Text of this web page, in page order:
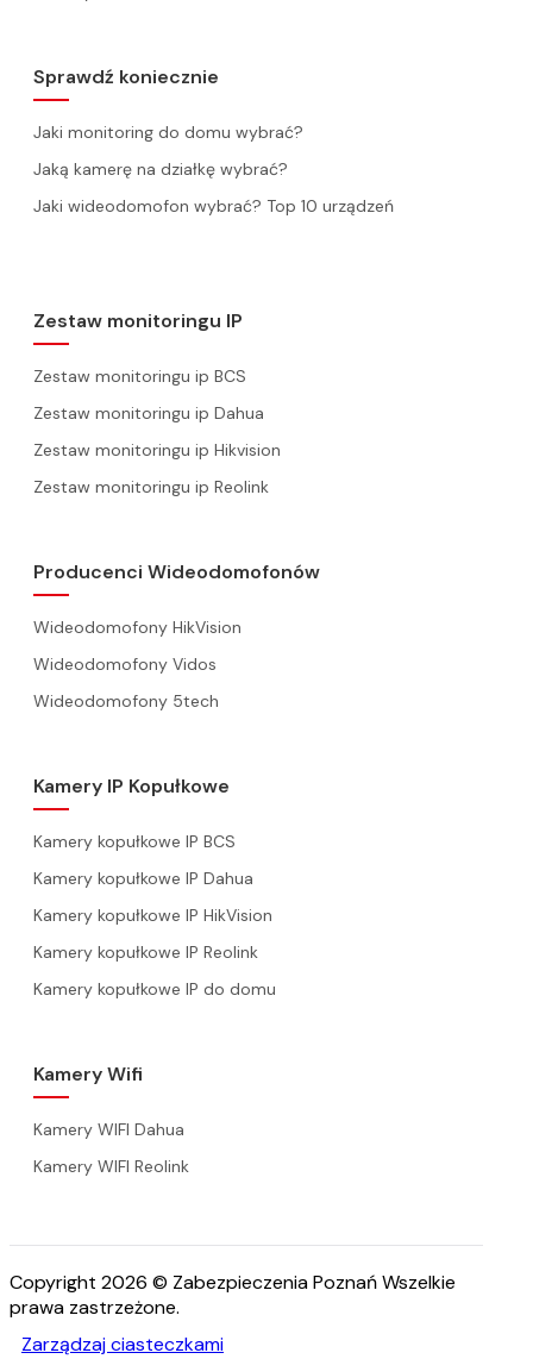
Sprawdź koniecznie
Jaki monitoring do domu wybrać?
Jaką kamerę na działkę wybrać?
Jaki wideodomofon wybrać? Top 10 urządzeń
Zestaw monitoringu IP
Zestaw monitoringu ip BCS
Zestaw monitoringu ip Dahua
Zestaw monitoringu ip Hikvision
Zestaw monitoringu ip Reolink
Producenci Wideodomofonów
Wideodomofony HikVision
Wideodomofony Vidos
Wideodomofony 5tech
Kamery IP Kopułkowe
Kamery kopułkowe IP BCS
Kamery kopułkowe IP Dahua
Kamery kopułkowe IP HikVision
Kamery kopułkowe IP Reolink
Kamery kopułkowe IP do domu
Kamery Wifi
Kamery WIFI Dahua
Kamery WIFI Reolink
Copyright 2026 © Zabezpieczenia Poznań Wszelkie
prawa zastrzeżone.
Zarządzaj ciasteczkami